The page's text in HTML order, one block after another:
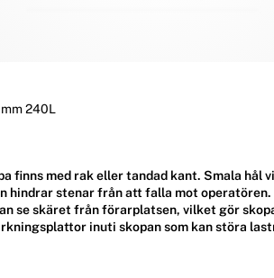
240L
finns med rak eller tandad kant. Smala hål
hindrar stenar från att falla mot operatören.
se skäret från förarplatsen, vilket gör
inuti skopan som kan störa